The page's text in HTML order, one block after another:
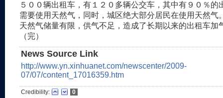
５００辆出租车，有１２０多辆公交车，其中有９０％的
需要使用天然气，同时，城区绝大部分居民在使用天然气
天然气储量有限，供气不足，造成了长期以来的出租车加
（完）
News Source Link
http://www.yn.xinhuanet.com/newscenter/2009-
07/07/content_17016359.htm
Credibility: 0